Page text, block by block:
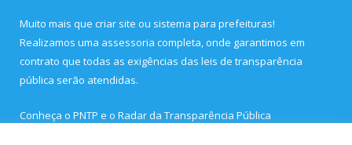
Muito mais que criar site ou sistema para prefeituras!
Realizamos uma assessoria completa, onde garantimos em
contrato que todas as exigências das leis de transparência
pública serão atendidas.
Conheça o PNTP e o Radar da Transparência Pública